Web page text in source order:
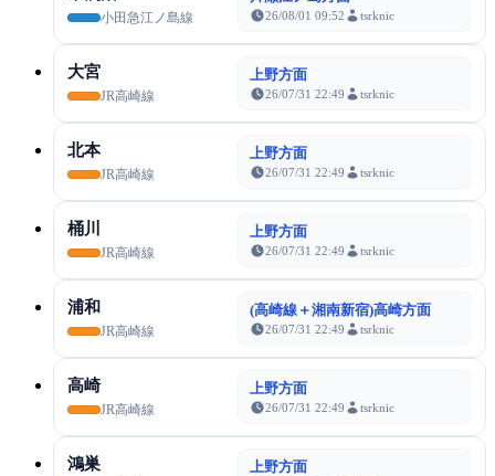
小田急江ノ島線 26/08/01 09:52 tsrknic
大宮
JR高崎線
上野方面
26/07/31 22:49 tsrknic
北本
JR高崎線
上野方面
26/07/31 22:49 tsrknic
桶川
JR高崎線
上野方面
26/07/31 22:49 tsrknic
浦和
JR高崎線
(高崎線＋湘南新宿)高崎方面
26/07/31 22:49 tsrknic
高崎
JR高崎線
上野方面
26/07/31 22:49 tsrknic
鴻巣 上野方面